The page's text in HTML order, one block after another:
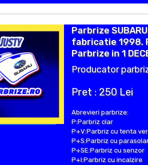
Parbrize
fabricatie 1998.
Parbrize in 1
Producator
Pret : 250 Lei
Abrevieri parbrize:
P:Parbriz clar
P+V:Parbriz cu tenta
P+S:Parbriz cu
P+SE:Parbriz cu senzor
P+I:Parbriz cu incalzire